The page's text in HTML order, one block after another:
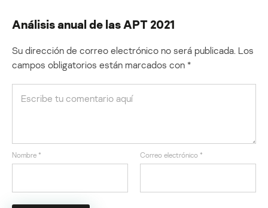
Análisis anual de las APT 2021
Su dirección de correo electrónico no será publicada. Los
campos obligatorios están marcados con *
Nombre * Correo electrónico *